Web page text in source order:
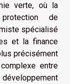
verte, où la
de
spécialisé
et la finance
précisément
entre